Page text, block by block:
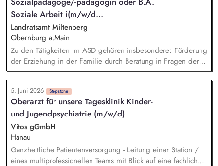
Schulsozialarbeit und Öffnung der Schule für das
Gemeinwesen Stärkung der Persönlichkeit der Schüler*innen
Orientierungshilfen bei verschiedenen Lebensfragen (z.B.
Jugendhilfe, Übergang Schule-Beruf, Wohnen, Familie etc.)
Förderung der sozialen Kompetenz und Eigenverantwortung
von Schülern und Schülerinnen durch gezielte Projekte und
Angebote
Soziale Arbeit i(m/w/d...
Landratsamt Miltenberg
Obernburg a.Main
Zu den Tätigkeiten im ASD gehören insbesondere: Förderung
der Erziehung in der Familie durch Beratung in Fragen der
Erziehung und Entwicklung junger Menschen, Beratung,
Vermittlung und fachliche Begleitung von Hilfen zur
Erziehung, Steuerung und Hilfeplanung, Entscheidungen zur
Vermeidung von Kindeswohlgefährdungen, auch im Rahmen
von Hilfen zur Erziehung und ggf. in Zusammenarbeit mit
dem Familiengericht, Einleitung von Maßnahmen zur
Gefahrenabwehr (u. a. Inobhutnahmen), Mitwirkung in
Verfahren vor dem Familiengericht, Netzwerkarbeit
5. Juni 2026 Stepstone
Oberarzt für unsere Tagesklinik Kinder-
und Jugendpsychiatrie (m/w/d)
Vitos gGmbH
Hanau
Ganzheitliche Patientenversorgung - Leitung einer Station /
eines multiprofessionellen Teams mit Blick auf eine fachlich